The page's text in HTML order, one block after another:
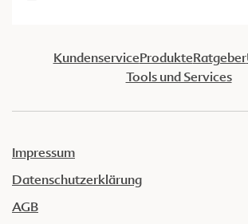
KundenserviceProdukteRatgeber
Tools und Services
Impressum
Datenschutzerklärung
AGB